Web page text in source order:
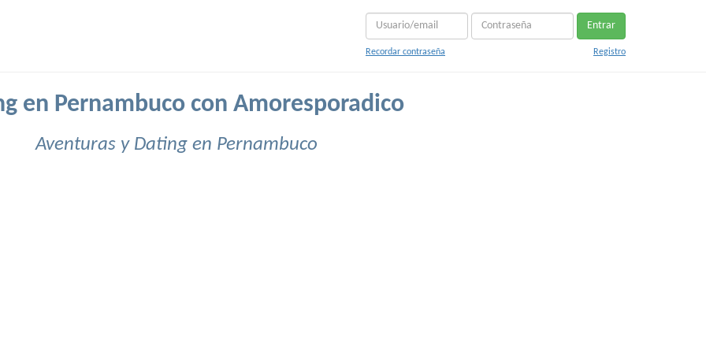
Entrar
Recordar contraseña Registro
en Pernambuco con Amoresporadico
Aventuras y Dating en Pernambuco